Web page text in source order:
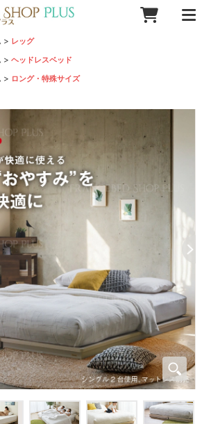
> レッグ
>ヘッドレスベッド
> ロング・特殊サイズ